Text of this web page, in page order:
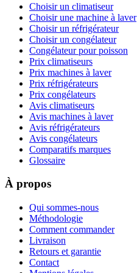
Choisir un climatiseur
Choisir une machine à laver
Choisir un réfrigérateur
Choisir un congélateur
Congélateur pour poisson
Prix climatiseurs
Prix machines à laver
Prix réfrigérateurs
Prix congélateurs
Avis climatiseurs
Avis machines à laver
Avis réfrigérateurs
Avis congélateurs
Comparatifs marques
Glossaire
À propos
Qui sommes-nous
Méthodologie
Comment commander
Livraison
Retours et garantie
Contact